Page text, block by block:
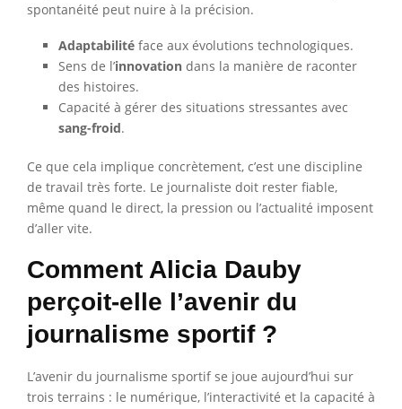
spontanéité peut nuire à la précision.
Adaptabilité face aux évolutions technologiques.
Sens de l’innovation dans la manière de raconter
des histoires.
Capacité à gérer des situations stressantes avec
sang-froid.
Ce que cela implique concrètement, c’est une discipline
de travail très forte. Le journaliste doit rester fiable,
même quand le direct, la pression ou l’actualité imposent
d’aller vite.
Comment Alicia Dauby
perçoit-elle l’avenir du
journalisme sportif ?
L’avenir du journalisme sportif se joue aujourd’hui sur
trois terrains : le numérique, l’interactivité et la capacité à